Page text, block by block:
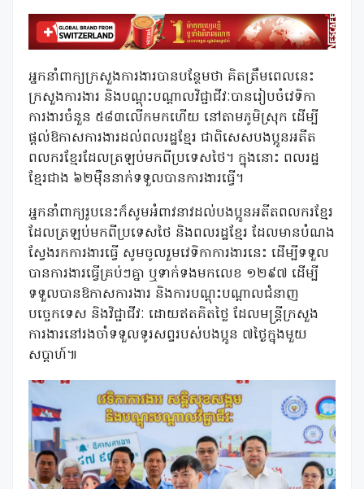
អ្នកនាំពាក្យក្រសួងការងារបានបន្ថែមថា គិតត្រឹមពេលនេះ
ក្រសួងការងារ និងបណ្តុះបណ្តាលវិជ្ជាជីវៈបានរៀបចំវេទិកា
ការងារចំនួន ៥៨៣លើកមកហើយ នៅតាមភូមិស្រុក ដើម្បី
ផ្តល់ឱកាសការងារដល់ពលរដ្ឋខ្មែរ ជាពិសេសបងប្អូនអតីត
ពលករខ្មែរដែលត្រឡប់មកពីប្រទេសថៃ។ ក្នុងនោះ ពលរដ្ឋ
ខ្មែរជាង ៦២ម៉ឺននាក់ទទួលបានការងារធ្វើ។
អ្នកនាំពាក្យរូបនេះក៏សូមអំពាវនាវដល់បងប្អូនអតីតពលករខ្មែរ
ដែលត្រឡប់មកពីប្រទេសថៃ និងពលរដ្ឋខ្មែរ ដែលមានបំណង
ស្វែងរកការងារធ្វើ សូមចូលរួមវេទិកាការងារនេះ ដើម្បីទទួល
បានការងារធ្វើគ្រប់ៗគ្នា ឬទាក់ទងមកលេខ ១២៩៧ ដើម្បី
ទទួលបានឱកាសការងារ និងការបណ្តុះបណ្តាលជំនាញ
បច្ចេកទេស និងវិជ្ជាជីវៈ ដោយឥតគិតថ្លៃ ដែលមន្ត្រីក្រសួង
ការងារនៅរងចាំទទួលទូរសព្ទរបស់បងប្អូន ៧ថ្ងៃក្នុងមួយ
សប្តាហ៍៕